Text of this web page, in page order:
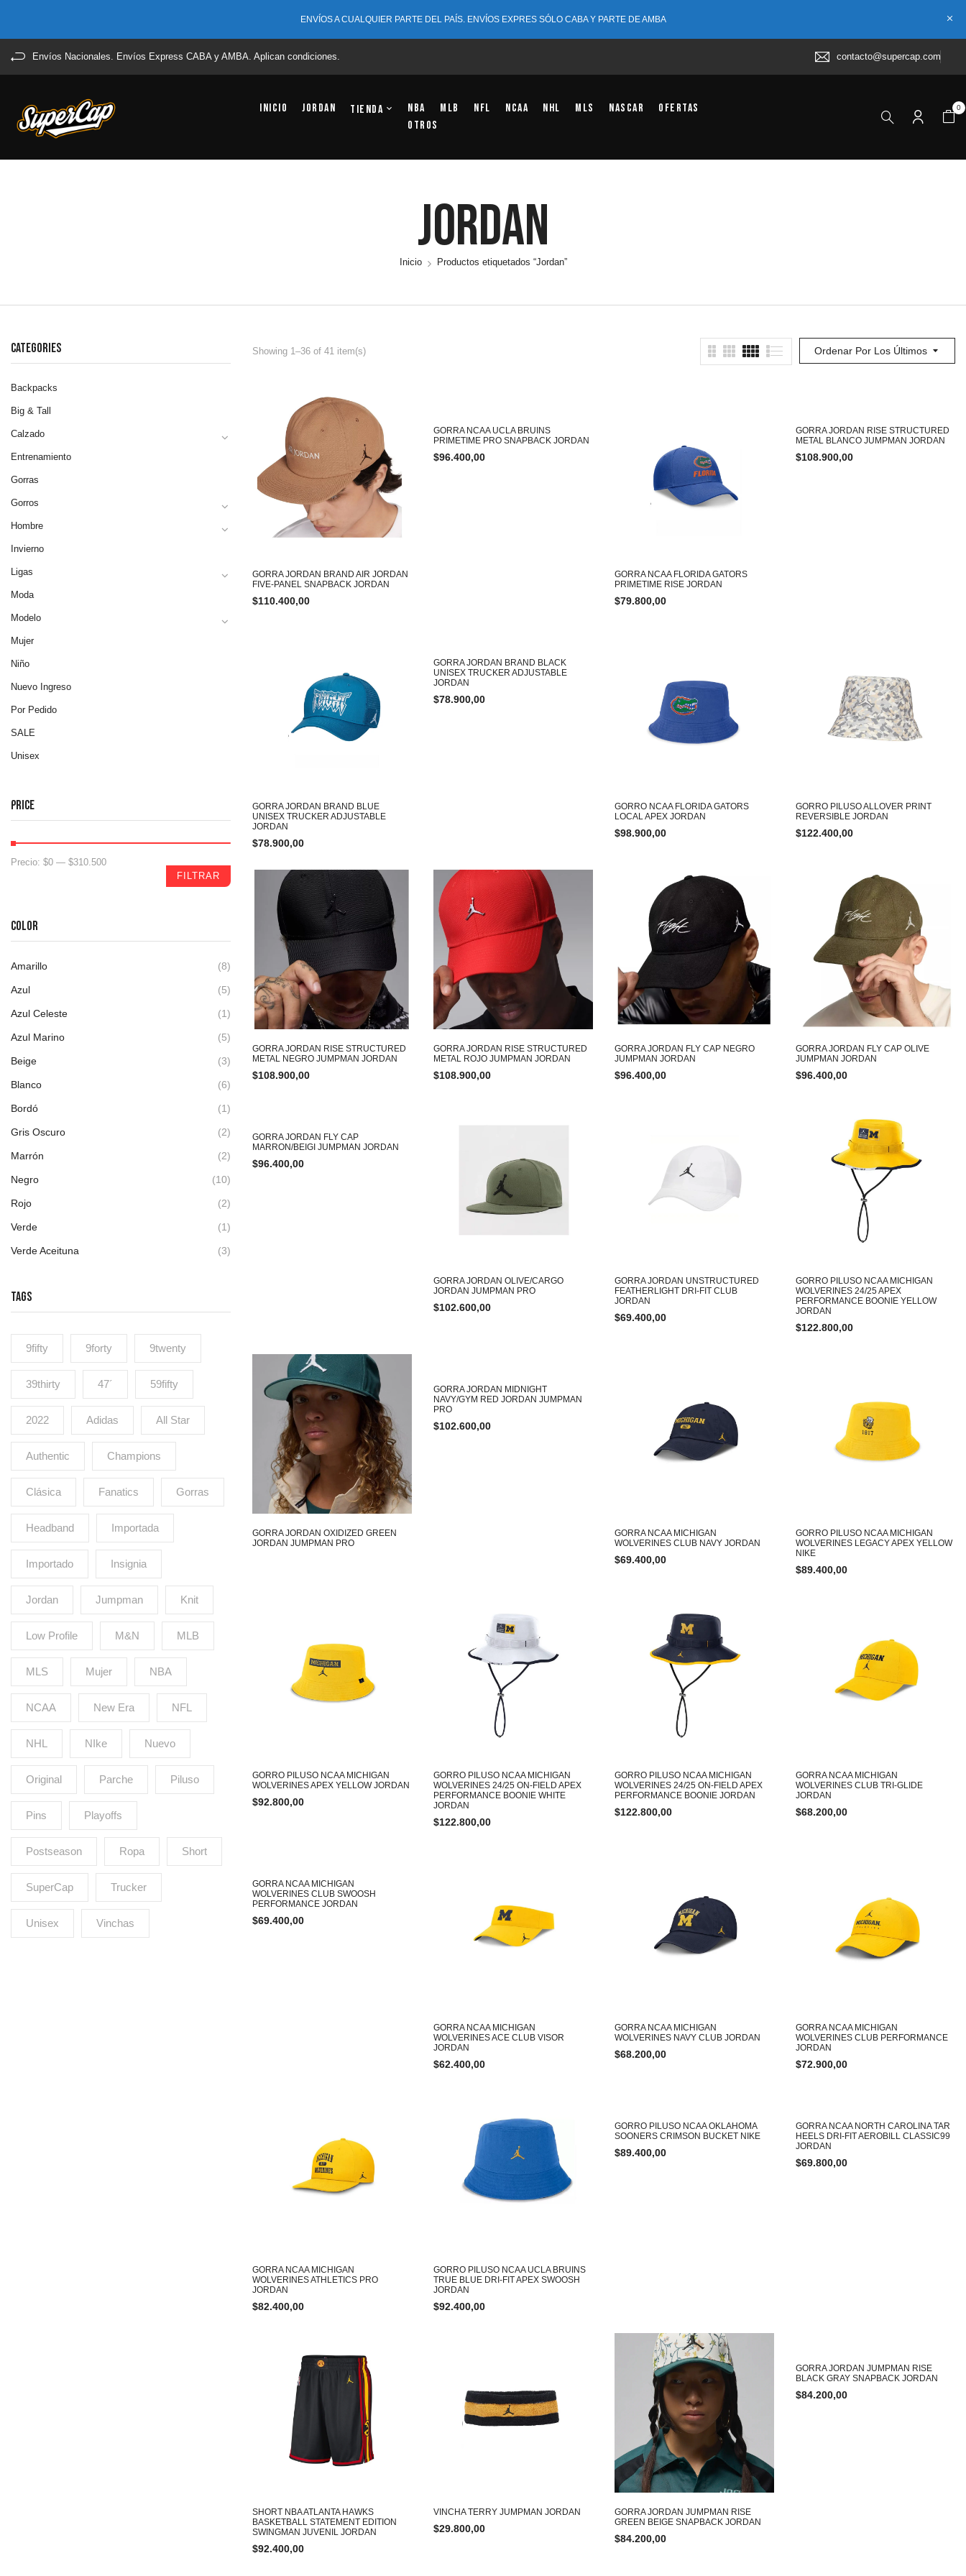
ENVÍOS A CUALQUIER PARTE DEL PAÍS. ENVÍOS EXPRES SÓLO CABA Y PARTE DE AMBA
Envíos Nacionales. Envíos Express CABA y AMBA. Aplican condiciones. contacto@supercap.com
Inicio Jordan Tienda NBA MLB NFL NCAA NHL MLS NASCAR
Ofertas
OTROS
0
Jordan
Inicio Productos etiquetados “Jordan”
CATEGORIES
Backpacks
Big & Tall
Calzado
Entrenamiento
Gorras
Gorros
Hombre
Invierno
Ligas
Moda
Modelo
Mujer
Niño
Nuevo Ingreso
Por Pedido
SALE
Unisex
PRICE
FILTRAR
Precio: $0 — $310.500
COLOR
Amarillo (8)
Azul (5)
Azul Celeste (1)
Azul Marino (5)
Beige (3)
Blanco (6)
Bordó (1)
Gris Oscuro (2)
Marrón (2)
Negro (10)
Rojo (2)
Verde (1)
Verde Aceituna (3)
TAGS
9fifty 9forty 9twenty
39thirty 47´ 59fifty
2022 Adidas All Star
Authentic Champions
Clásica Fanatics Gorras
Headband Importada
Importado Insignia
Jordan Jumpman Knit
Low Profile M&N MLB
MLS Mujer NBA
NCAA New Era NFL
NHL NIke Nuevo
Original Parche Piluso
Pins Playoffs
Postseason Ropa Short
SuperCap Trucker
Unisex Vinchas
Ordenar Por Los Últimos
Showing 1–36 of 41 item(s)
GORRA JORDAN BRAND AIR JORDAN
FIVE-PANEL SNAPBACK JORDAN
$110.400,00
GORRA NCAA UCLA BRUINS
PRIMETIME PRO SNAPBACK JORDAN
$96.400,00
GORRA NCAA FLORIDA GATORS
PRIMETIME RISE JORDAN
$79.800,00
GORRA JORDAN RISE STRUCTURED
METAL BLANCO JUMPMAN JORDAN
$108.900,00
GORRA JORDAN BRAND BLUE
UNISEX TRUCKER ADJUSTABLE
JORDAN
$78.900,00
GORRA JORDAN BRAND BLACK
UNISEX TRUCKER ADJUSTABLE
JORDAN
$78.900,00
GORRO NCAA FLORIDA GATORS
LOCAL APEX JORDAN
$98.900,00
GORRO PILUSO ALLOVER PRINT
REVERSIBLE JORDAN
$122.400,00
GORRA JORDAN RISE STRUCTURED
METAL NEGRO JUMPMAN JORDAN
$108.900,00
GORRA JORDAN RISE STRUCTURED
METAL ROJO JUMPMAN JORDAN
$108.900,00
GORRA JORDAN FLY CAP NEGRO
JUMPMAN JORDAN
$96.400,00
GORRA JORDAN FLY CAP OLIVE
JUMPMAN JORDAN
$96.400,00
GORRA JORDAN FLY CAP
MARRON/BEIGI JUMPMAN JORDAN
$96.400,00
GORRA JORDAN OLIVE/CARGO
JORDAN JUMPMAN PRO
$102.600,00
GORRA JORDAN UNSTRUCTURED
FEATHERLIGHT DRI-FIT CLUB
JORDAN
$69.400,00
GORRO PILUSO NCAA MICHIGAN
WOLVERINES 24/25 APEX
PERFORMANCE BOONIE YELLOW
JORDAN
$122.800,00
GORRA JORDAN OXIDIZED GREEN
JORDAN JUMPMAN PRO
GORRA JORDAN MIDNIGHT
NAVY/GYM RED JORDAN JUMPMAN
PRO
$102.600,00
GORRA NCAA MICHIGAN
WOLVERINES CLUB NAVY JORDAN
$69.400,00
GORRO PILUSO NCAA MICHIGAN
WOLVERINES LEGACY APEX YELLOW
NIKE
$89.400,00
GORRO PILUSO NCAA MICHIGAN
WOLVERINES APEX YELLOW JORDAN
$92.800,00
GORRO PILUSO NCAA MICHIGAN
WOLVERINES 24/25 ON-FIELD APEX
PERFORMANCE BOONIE WHITE
JORDAN
$122.800,00
GORRO PILUSO NCAA MICHIGAN
WOLVERINES 24/25 ON-FIELD APEX
PERFORMANCE BOONIE JORDAN
$122.800,00
GORRA NCAA MICHIGAN
WOLVERINES CLUB TRI-GLIDE
JORDAN
$68.200,00
GORRA NCAA MICHIGAN
WOLVERINES CLUB SWOOSH
PERFORMANCE JORDAN
$69.400,00
GORRA NCAA MICHIGAN
WOLVERINES ACE CLUB VISOR
JORDAN
$62.400,00
GORRA NCAA MICHIGAN
WOLVERINES NAVY CLUB JORDAN
$68.200,00
GORRA NCAA MICHIGAN
WOLVERINES CLUB PERFORMANCE
JORDAN
$72.900,00
GORRA NCAA MICHIGAN
WOLVERINES ATHLETICS PRO
JORDAN
$82.400,00
GORRO PILUSO NCAA UCLA BRUINS
TRUE BLUE DRI-FIT APEX SWOOSH
JORDAN
$92.400,00
GORRO PILUSO NCAA OKLAHOMA
SOONERS CRIMSON BUCKET NIKE
$89.400,00
GORRA NCAA NORTH CAROLINA TAR
HEELS DRI-FIT AEROBILL CLASSIC99
JORDAN
$69.800,00
SHORT NBA ATLANTA HAWKS
BASKETBALL STATEMENT EDITION
SWINGMAN JUVENIL JORDAN
$92.400,00
VINCHA TERRY JUMPMAN JORDAN
$29.800,00
GORRA JORDAN JUMPMAN RISE
GREEN BEIGE SNAPBACK JORDAN
$84.200,00
GORRA JORDAN JUMPMAN RISE
BLACK GRAY SNAPBACK JORDAN
$84.200,00